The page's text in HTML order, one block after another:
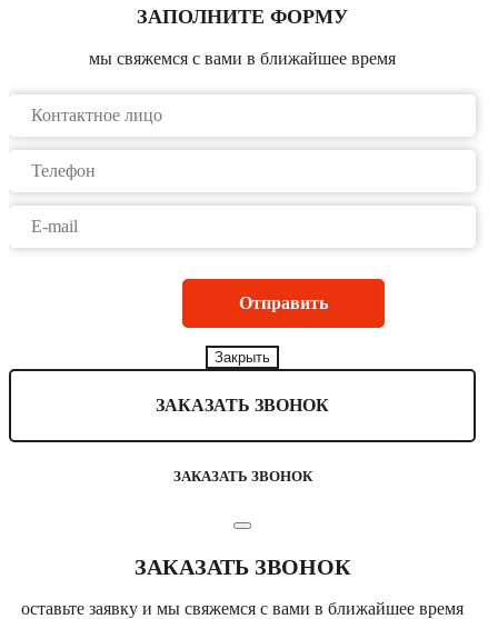
ЗАПОЛНИТЕ ФОРМУ
мы свяжемся с вами в ближайшее время
Закрыть
ЗАКАЗАТЬ ЗВОНОК
ЗАКАЗАТЬ ЗВОНОК
ЗАКАЗАТЬ ЗВОНОК
оставьте заявку и мы свяжемся с вами в ближайшее время